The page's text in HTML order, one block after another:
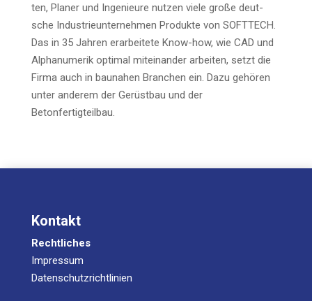
ten, Pla­ner und Inge­nieu­re nut­zen vie­le gro­ße deut­
sche Indus­trie­un­ter­neh­men Pro­duk­te von SOFTTECH.
Das in 35 Jah­ren erar­bei­te­te Know-how, wie CAD und
Alpha­nu­me­rik opti­mal mit­ein­an­der arbei­ten, setzt die
Fir­ma auch in bau­na­hen Bran­chen ein. Dazu gehö­ren
unter ande­rem der Gerüst­bau und der
Betonfertigteilbau.
Kontakt
Rechtliches
Impressum
Datenschutzrichtlinien